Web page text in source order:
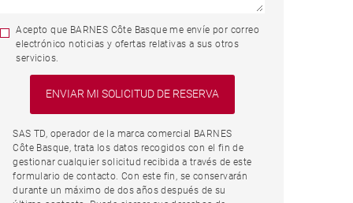
Acepto que BARNES Côte Basque me envíe por correo
electrónico noticias y ofertas relativas a sus otros
servicios.
SAS TD, operador de la marca comercial BARNES
Côte Basque, trata los datos recogidos con el fin de
gestionar cualquier solicitud recibida a través de este
formulario de contacto. Con este fin, se conservarán
durante un máximo de dos años después de su